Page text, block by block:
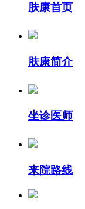
肤康首页
肤康简介
坐诊医师
来院路线